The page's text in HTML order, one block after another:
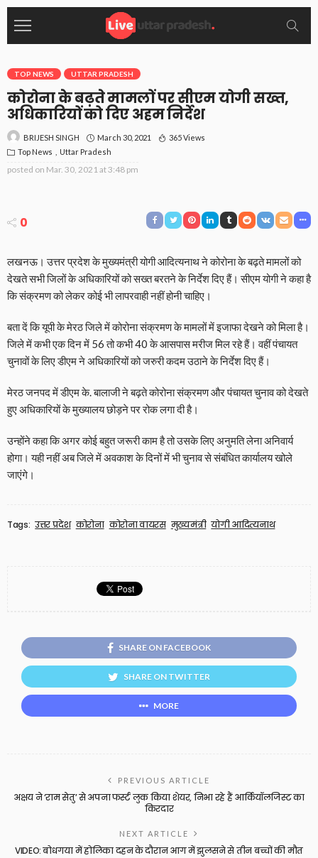
TOP NEWS UTTAR PRADESH
कोरोना के बढ़ते मामलों पर सीएम योगी सख्त,
अधिकारियों को दिए अहम निर्देश
BRIJESH SINGH March 30, 2021
365 Views
Top News
Uttar Pradesh
posted on Mar. 30, 2021 at 3:48 pm
0
लखनऊ। उत्तर प्रदेश के मुख्यमंत्री योगी आदित्यनाथ ने कोरोना के बढ़ते मामलों को
देखते सभी जिलों के अधिकारियों को सख्त बरतने के निर्देश दिए हैं। सीएम योगी ने कहा है
कि संक्रमण को लेकर कोई भी लापरवाही नहीं होनी चाहिए।
बता दें कि यूपी के मेरठ जिले में कोरोना संक्रमण के मामलों में इजाफा देखने को मिला है।
जिले में कभी एक दिन में 56 तो कभी 40 के आसपास मरीज मिल रहे हैं। वहीं पंचायत
चुनावों के लिए डीएम ने अधिकारियों को जरुरी कदम उठाने के निर्देश दिए हैं।
मेरठ जनपद में डीएम के. बालाजी ने बढ़ते कोरोना संक्रमण और पंचायत चुनाव को देखते
हुए अधिकारियों के मुख्यालय छोड़ने पर रोक लगा दी है।
उन्होंने कहा कि अगर कोई बहुत जरूरी काम है तो उसके लिए अनुमति लेना अनिवार्य
होगा। यही नहीं अब जिले में अवकाश के दिनों में भी चुनाव से संबंधित कार्यालय खोले
जाएंगे।
Tags: उत्तर प्रदेश कोरोना कोरोना वायरस मुख्यमंत्री योगी आदित्यनाथ
SHARE ON FACEBOOK
SHARE ON TWITTER
MORE
PREVIOUS ARTICLE
अक्षय ने ‘राम सेतु’ से अपना फर्स्ट लुक किया शेयर, निभा रहे हैं आर्कियॉलजिस्ट का
किरदार
NEXT ARTICLE
VIDEO: बोधगया में होलिका दहन के दौरान आग में झुलसने से तीन बच्चों की मौत